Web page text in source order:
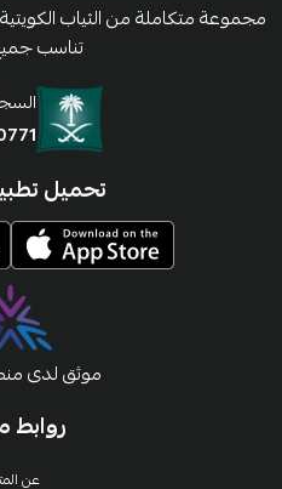
روابط
عن
مجموعة متكاملة من الثياب
تناسب
تحميل
موثق لدى